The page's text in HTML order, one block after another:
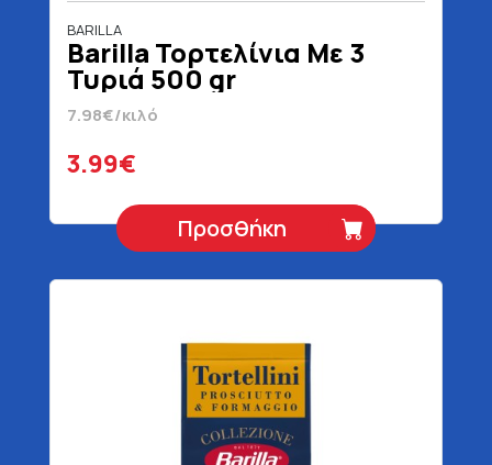
BARILLA
Barilla Τορτελίνια Με 3
Τυριά 500 gr
7.98€/κιλό
3.99€
Προσθήκη